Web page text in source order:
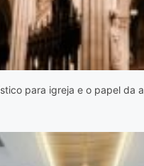
para igreja e o papel da